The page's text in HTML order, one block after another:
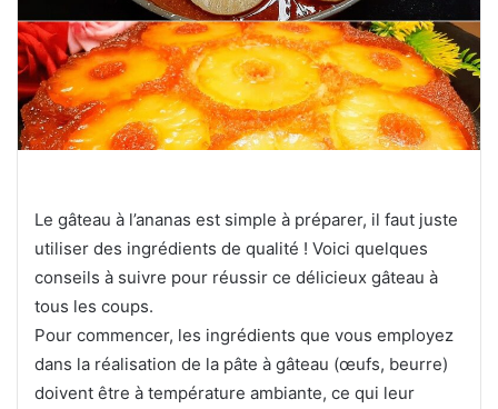
Le gâteau à l’ananas est simple à préparer, il faut juste
utiliser des ingrédients de qualité ! Voici quelques
conseils à suivre pour réussir ce délicieux gâteau à
tous les coups.
Pour commencer, les ingrédients que vous employez
dans la réalisation de la pâte à gâteau (œufs, beurre)
doivent être à température ambiante, ce qui leur